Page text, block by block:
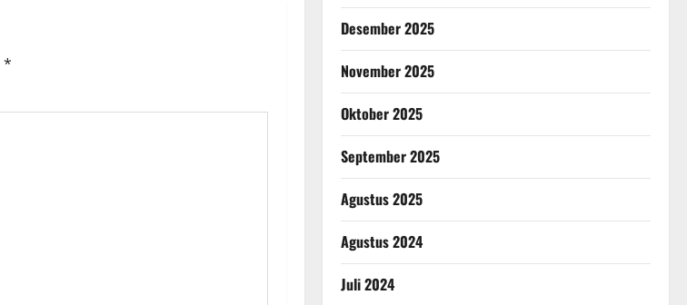
*
Desember 2025
November 2025
Oktober 2025
September 2025
Agustus 2025
Agustus 2024
Juli 2024